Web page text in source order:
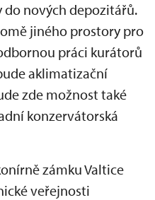
nových depozitářů.
jiného prostory pro
práci kurátorů
aklimatizační
zde možnost také
konzervátorská
zámku Valtice
veřejnosti